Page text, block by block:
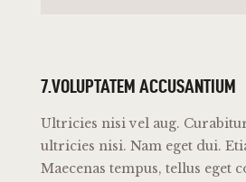
7.VOLUPTATEM ACCUSANTIUM
Ultricies nisi vel aug.
ultricies nisi. Nam eget dui.
Maecenas tempus, tellus eget